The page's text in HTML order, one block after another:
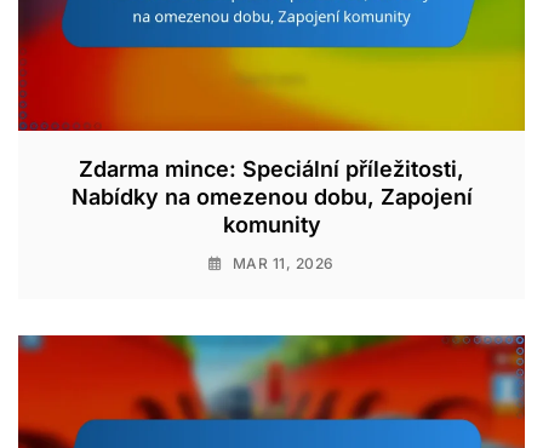
Zdarma mince: Speciální příležitosti,
Nabídky na omezenou dobu, Zapojení
komunity
MAR 11, 2026